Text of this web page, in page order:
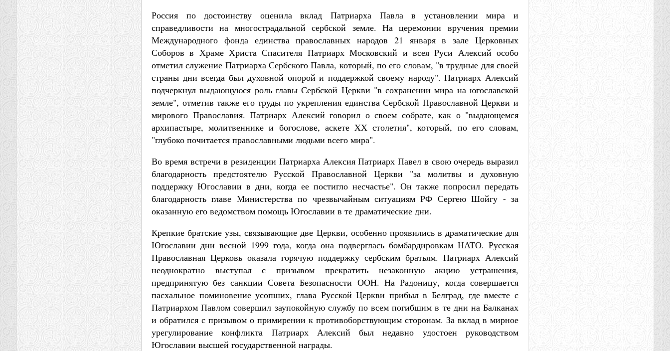
Россия по достоинству оценила вклад Патриарха Павла в установлении мира и
справедливости на многострадальной сербской земле. На церемонии вручения премии
Международного фонда единства православных народов 21 января в зале Церковных
Соборов в Храме Христа Спасителя Патриарх Московский и всея Руси Алексий особо
отметил служение Патриарха Сербского Павла, который, по его словам, "в трудные для своей
страны дни всегда был духовной опорой и поддержкой своему народу". Патриарх Алексий
подчеркнул выдающуюся роль главы Сербской Церкви "в сохранении мира на югославской
земле", отметив также его труды по укрепления единства Сербской Православной Церкви и
мирового Православия. Патриарх Алексий говорил о своем собрате, как о "выдающемся
архипастыре, молитвеннике и богослове, аскете XX столетия", который, по его словам,
"глубоко почитается православными людьми всего мира".
Во время встречи в резиденции Патриарха Алексия Патриарх Павел в свою очередь выразил
благодарность предстоятелю Русской Православной Церкви "за молитвы и духовную
поддержку Югославии в дни, когда ее постигло несчастье". Он также попросил передать
благодарность главе Министерства по чрезвычайным ситуациям РФ Сергею Шойгу - за
оказанную его ведомством помощь Югославии в те драматические дни.
Крепкие братские узы, связывающие две Церкви, особенно проявились в драматические для
Югославии дни весной 1999 года, когда она подверглась бомбардировкам НАТО. Русская
Православная Церковь оказала горячую поддержку сербским братьям. Патриарх Алексий
неоднократно выступал с призывом прекратить незаконную акцию устрашения,
предпринятую без санкции Совета Безопасности ООН. На Радоницу, когда совершается
пасхальное поминовение усопших, глава Русской Церкви прибыл в Белград, где вместе с
Патриархом Павлом совершил заупокойную службу по всем погибшим в те дни на Балканах
и обратился с призывом о примирении к противоборствующим сторонам. За вклад в мирное
урегулирование конфликта Патриарх Алексий был недавно удостоен руководством
Югославии высшей государственной награды.